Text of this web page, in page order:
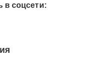
в соцсети: